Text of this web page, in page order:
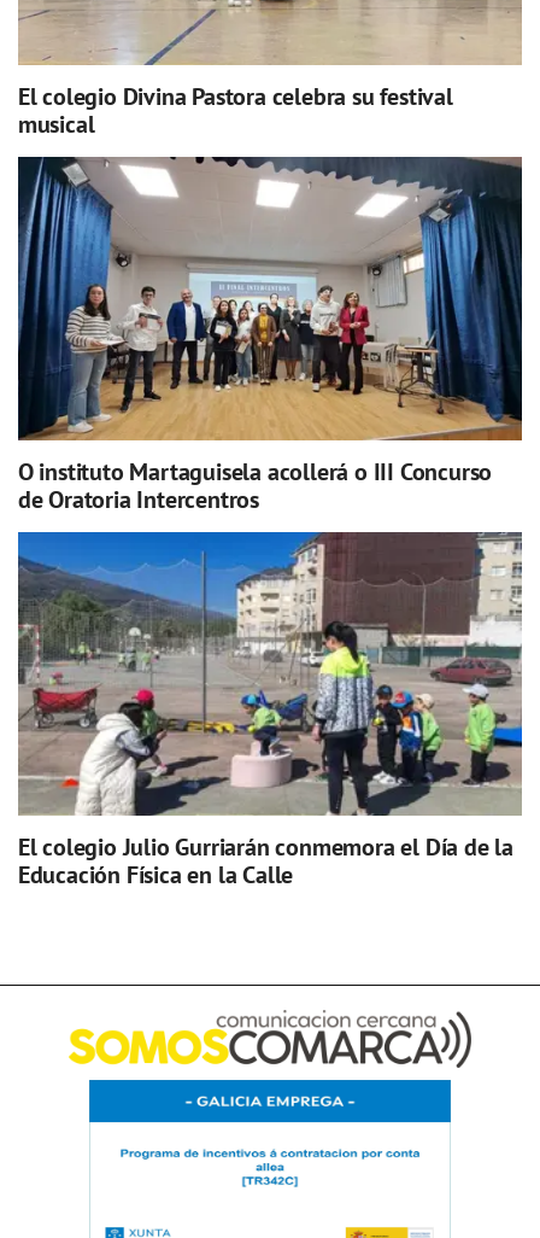
El colegio Divina Pastora celebra su festival
musical
O instituto Martaguisela acollerá o III Concurso
de Oratoria Intercentros
El colegio Julio Gurriarán conmemora el Día de la
Educación Física en la Calle